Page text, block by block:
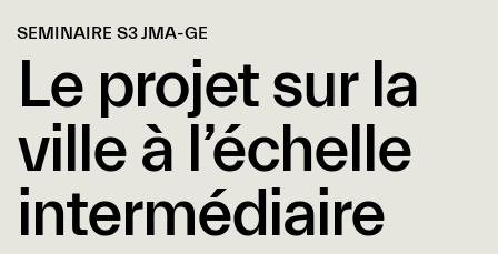
SEMINAIRE S3 JMA-GE
Le projet sur la
ville à l’échelle
intermédiaire